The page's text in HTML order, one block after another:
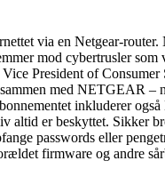
via en Netgear-
mod cybertrusler
President of
med NETGEAR –
inkluderer
altid er beskyttet.
passwords eller
firmware og andre